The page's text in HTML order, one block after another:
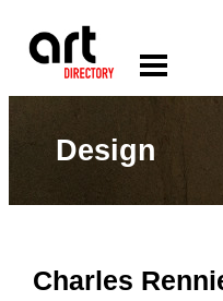
Design
Charles